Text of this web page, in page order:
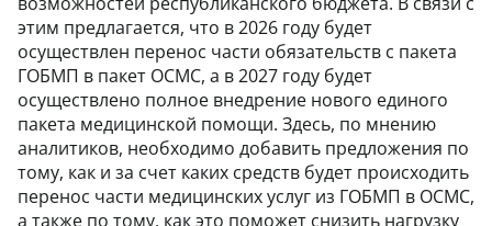
этим предлагается, что в 2026 году будет
осуществлен перенос части обязательств с пакета
ГОБМП в пакет ОСМС, а в 2027 году будет
осуществлено полное внедрение нового единого
пакета медицинской помощи. Здесь, по мнению
аналитиков, необходимо добавить предложения по
тому, как и за счет каких средств будет происходить
перенос части медицинских услуг из ГОБМП в ОСМС,
а также по тому, как это поможет снизить нагрузку